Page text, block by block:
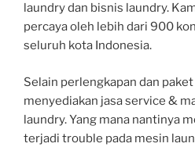
laundry dan bisnis laundry.
percaya oleh lebih dari 900
seluruh kota Indonesia.
Selain perlengkapan dan
menyediakan jasa service &
laundry. Yang mana nantinya
terjadi trouble pada mesin